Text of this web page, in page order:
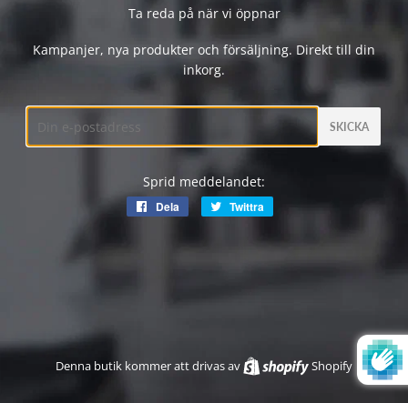
Ta reda på när vi öppnar
Kampanjer, nya produkter och försäljning. Direkt till din
inkorg.
Sprid meddelandet:
Dela
Dela
Facebook
Twittra
Twitter
Denna butik kommer att drivas av Shopify